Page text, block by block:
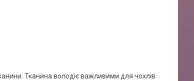
Тканина володіє важливими для чохлів